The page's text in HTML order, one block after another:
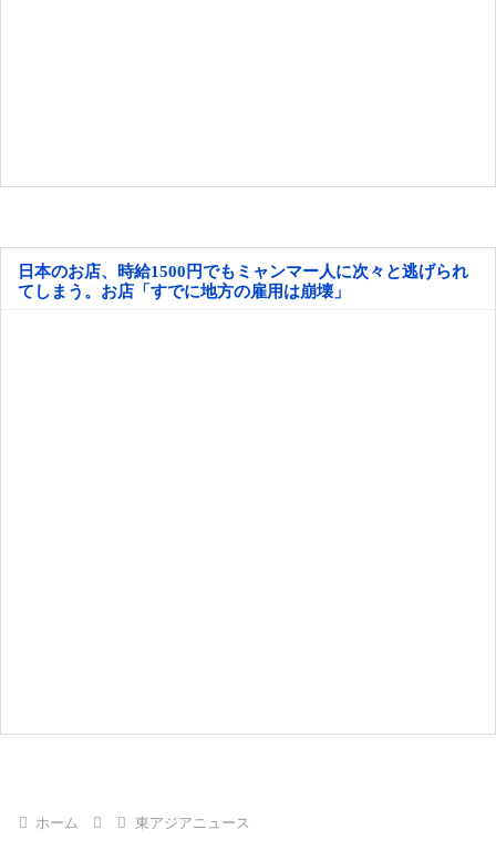
日本のお店、時給1500円でもミャンマー人に次々と逃げられ
てしまう。お店「すでに地方の雇用は崩壊」
ホーム 東アジアニュース